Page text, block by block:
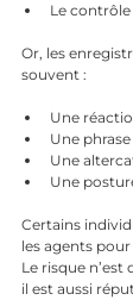
Le
Or, les
souvent :
Une
Une
Une
Une
Certains
les agents
Le risque
il est aussi